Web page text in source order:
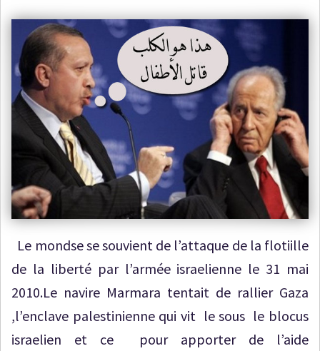
Le mondse se souvient de l’attaque de la flotiille
de la liberté par l’armée israelienne le 31 mai
2010.Le navire Marmara tentait de rallier Gaza
,l’enclave palestinienne qui vit le sous le blocus
israelien et ce pour apporter de l’aide